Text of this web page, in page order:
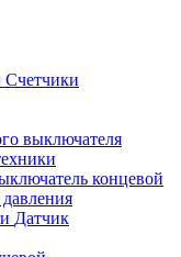
Счетчики
выключателя
концевой
Датчик